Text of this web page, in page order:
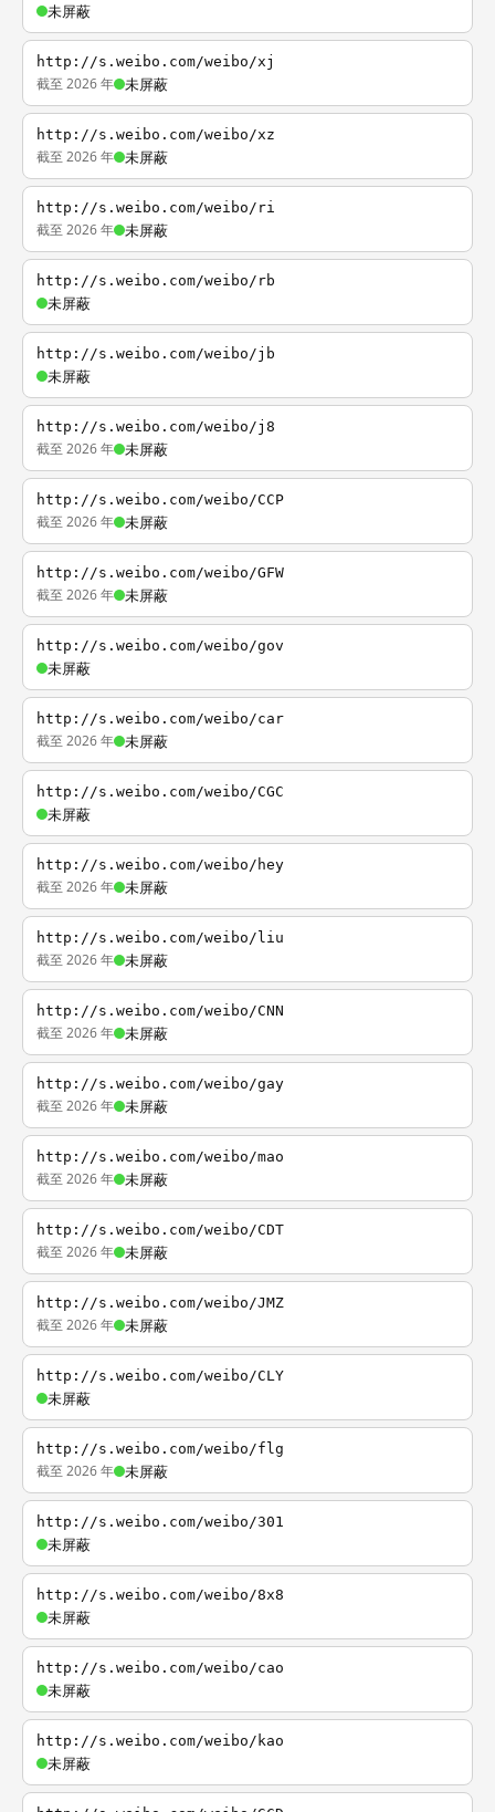
未屏蔽
http://s.weibo.com/weibo/xj
截至 2026 年 未屏蔽
http://s.weibo.com/weibo/xz
截至 2026 年 未屏蔽
http://s.weibo.com/weibo/ri
截至 2026 年 未屏蔽
http://s.weibo.com/weibo/rb
未屏蔽
http://s.weibo.com/weibo/jb
未屏蔽
http://s.weibo.com/weibo/j8
截至 2026 年 未屏蔽
http://s.weibo.com/weibo/CCP
截至 2026 年 未屏蔽
http://s.weibo.com/weibo/GFW
截至 2026 年 未屏蔽
http://s.weibo.com/weibo/gov
未屏蔽
http://s.weibo.com/weibo/car
截至 2026 年 未屏蔽
http://s.weibo.com/weibo/CGC
未屏蔽
http://s.weibo.com/weibo/hey
截至 2026 年 未屏蔽
http://s.weibo.com/weibo/liu
截至 2026 年 未屏蔽
http://s.weibo.com/weibo/CNN
截至 2026 年 未屏蔽
http://s.weibo.com/weibo/gay
截至 2026 年 未屏蔽
http://s.weibo.com/weibo/mao
截至 2026 年 未屏蔽
http://s.weibo.com/weibo/CDT
截至 2026 年 未屏蔽
http://s.weibo.com/weibo/JMZ
截至 2026 年 未屏蔽
http://s.weibo.com/weibo/CLY
未屏蔽
http://s.weibo.com/weibo/flg
截至 2026 年 未屏蔽
http://s.weibo.com/weibo/301
未屏蔽
http://s.weibo.com/weibo/8x8
未屏蔽
http://s.weibo.com/weibo/cao
未屏蔽
http://s.weibo.com/weibo/kao
未屏蔽